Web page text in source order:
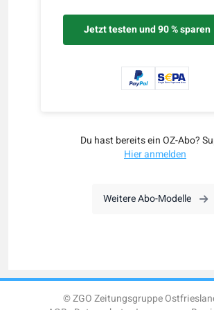
Jetzt testen und 90 % sparen
Du hast bereits ein OZ-Abo?
Hier anmelden
Weitere Abo-Modelle
© ZGO Zeitungsgruppe